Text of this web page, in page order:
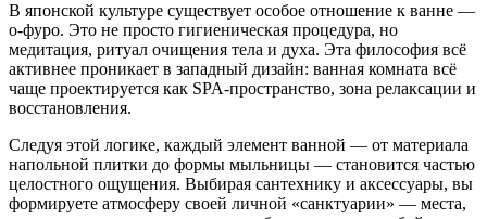
В японской культуре существует особое отношение к ванне —
о-фуро. Это не просто гигиеническая процедура, но
медитация, ритуал очищения тела и духа. Эта философия всё
активнее проникает в западный дизайн: ванная комната всё
чаще проектируется как SPA-пространство, зона релаксации и
восстановления.
Следуя этой логике, каждый элемент ванной — от материала
напольной плитки до формы мыльницы — становится частью
целостного ощущения. Выбирая сантехнику и аксессуары, вы
формируете атмосферу своей личной «санктуарии» — места,